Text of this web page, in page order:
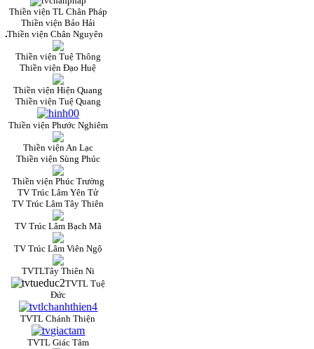
Thiền viện TL Chân Pháp
Thiền viện Bảo Hải
Thiền viện Chân Nguyên
Thiền viện Tuệ Thông
Thiền viện Đạo Huệ
Thiền viện Hiện Quang
Thiền viện Tuệ Quang
Thiền viện Phước Nghiêm
Thiền viện An Lạc
Thiền viện Sùng Phúc
Thiền viện Phúc Trường
TV Trúc Lâm Yên Tử
TV Trúc Lâm Tây Thiên
TV Trúc Lâm Bạch Mã
TV Trúc Lâm Viên Ngộ
TVTLTây Thiên Ni
TVTL Tuệ
Đức
TVTL Chánh Thiện
TVTL Giác Tâm